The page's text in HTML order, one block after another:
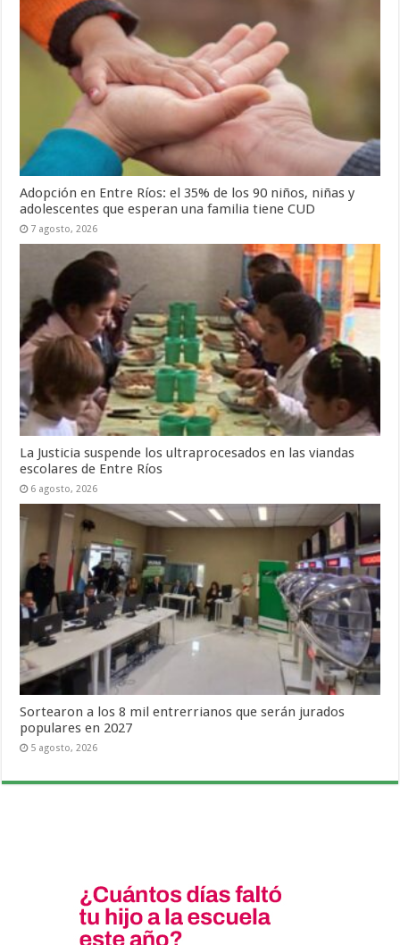
Adopción en Entre Ríos: el 35% de los 90 niños, niñas y
adolescentes que esperan una familia tiene CUD
7 agosto, 2026
La Justicia suspende los ultraprocesados en las viandas
escolares de Entre Ríos
6 agosto, 2026
Sortearon a los 8 mil entrerrianos que serán jurados
populares en 2027
5 agosto, 2026